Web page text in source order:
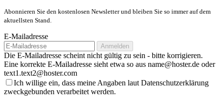
Abonnieren Sie den kostenlosen Newsletter und bleiben Sie so immer auf dem
aktuellsten Stand.
E-Mailadresse
Anmelden
Die E-Mailadresse scheint nicht gültig zu sein - bitte korrigieren.
Eine korrekte E-Mailadresse sieht etwa so aus name@hoster.de oder
text1.text2@hoster.com
Ich willige ein, dass meine Angaben laut Datenschutzerklärung
zweckgebunden verarbeitet werden.